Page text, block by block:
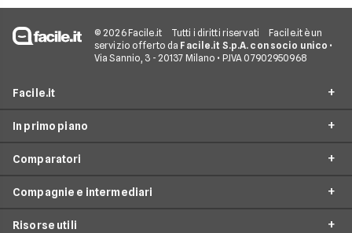
© 2026 Facile.it Tutti i diritti riservati
Facile.it è un
servizio offerto da Facile.it S.p.A. con socio unico •
Via Sannio, 3 - 20137 Milano • P.IVA 07902950968
Facile.it
Assicurazioni
Prestiti
In primo piano
Assicurazioni online
Assicurazione Auto
Assicurazione Moto
Comparatori
Preventivo assicurazione auto
Preventivo Assicurazione Moto
Compagnie e intermediari
Risorse utili